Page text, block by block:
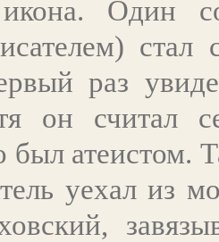
икона. Один
стал
раз
он считал
был атеистом.
уехал из